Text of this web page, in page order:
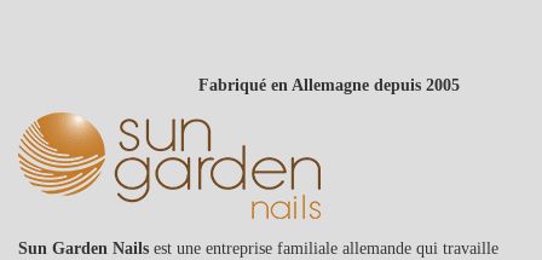
Fabriqué en Allemagne depuis 2005
Sun Garden Nails est une entreprise familiale allemande qui travaille